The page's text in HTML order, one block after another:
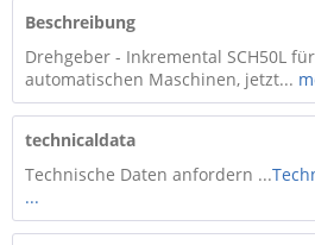
Beschreibung
Drehgeber - Inkremental SCH50L
automatischen Maschinen, jetzt...
technicaldata
Technische Daten anfordern ...
...